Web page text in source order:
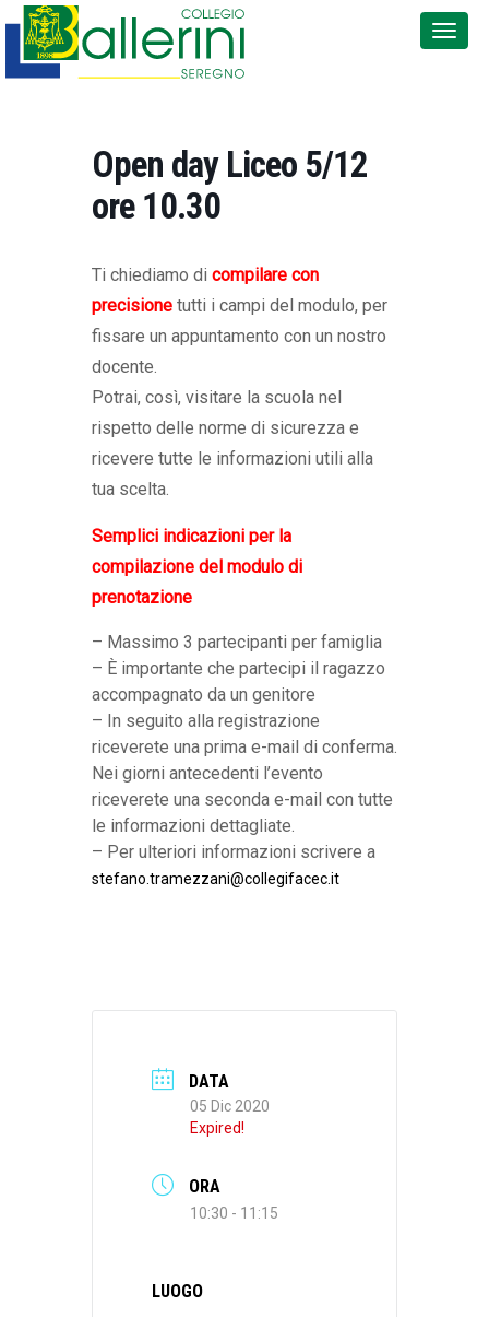
Open day Liceo 5/12
ore 10.30
Ti chiediamo di compilare con
precisione tutti i campi del modulo, per
fissare un appuntamento con un nostro
docente.
Potrai, così, visitare la scuola nel
rispetto delle norme di sicurezza e
ricevere tutte le informazioni utili alla
tua scelta.
Semplici indicazioni per la
compilazione del modulo di
prenotazione
– Massimo 3 partecipanti per famiglia
– È importante che partecipi il ragazzo
accompagnato da un genitore
– In seguito alla registrazione
riceverete una prima e-mail di conferma.
Nei giorni antecedenti l’evento
riceverete una seconda e-mail con tutte
le informazioni dettagliate.
– Per ulteriori informazioni scrivere a
stefano.tramezzani@collegifacec.it
DATA
05 Dic 2020
Expired!
ORA
10:30 - 11:15
LUOGO